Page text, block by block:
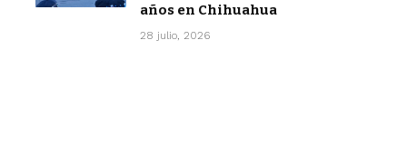
años en Chihuahua
28 julio, 2026